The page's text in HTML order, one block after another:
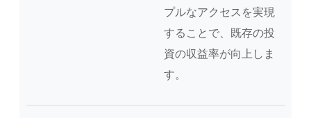
プルなアクセスを実現
することで、既存の投
資の収益率が向上しま
す。